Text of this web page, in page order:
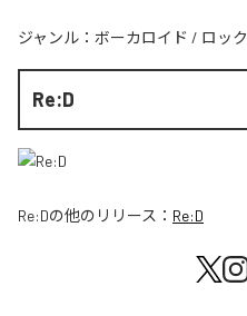
ジャンル： ボーカロイド / ロック
Re:D
Re:Dの他のリリース： Re:D